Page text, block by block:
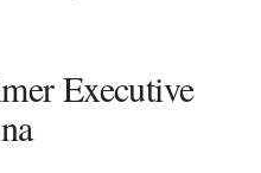
Executive